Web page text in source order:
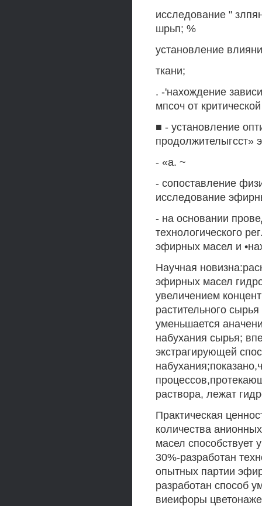
исследование "
шрьп; %
установление
ткани;
. -'нахождение
мпсоч от
■ - установление
продолжителыгсст»
- «а. ~
- сопоставление
исследование
- на основании
технологического
эфирных масел и
Научная
эфирных масел
увеличением
растительного
уменьшается
набухания сырья;
экстрагирующей
раствора, лежат
Практическая
количества
масел способствует
30%-разработан
опытных партии
разработан способ
виеифоры